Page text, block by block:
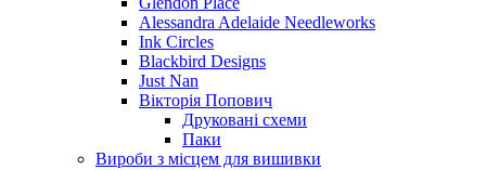
Alessandra Adelaide Needleworks
Ink Circles
Blackbird Designs
Just Nan
Вікторія Попович
Друковані схеми
Паки
Вироби з місцем для вишивки